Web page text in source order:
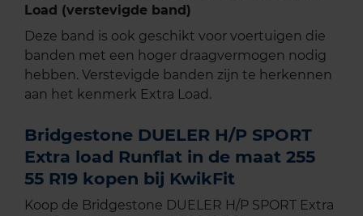
Load (verstevigde band)
Deze band is ook geschikt voor voertuigen die
banden met een hoger draagvermogen nodig
hebben. Verstevigde banden zijn te herkennen
aan het kenmerk Extra Load.
Bridgestone DUELER H/P SPORT
Extra load Runflat in de maat 255
55 R19 kopen bij KwikFit
Koop de Bridgestone DUELER H/P SPORT Extra